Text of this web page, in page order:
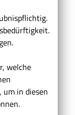
welche
um in diesen